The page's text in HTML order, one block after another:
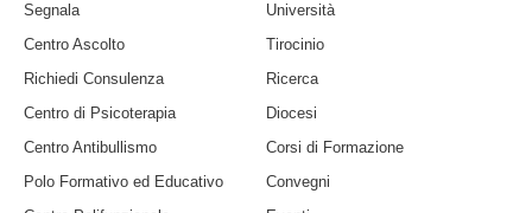
Segnala
Centro Ascolto
Richiedi Consulenza
Centro di Psicoterapia
Centro Antibullismo
Polo Formativo ed Educativo
Università
Tirocinio
Ricerca
Diocesi
Corsi di Formazione
Convegni